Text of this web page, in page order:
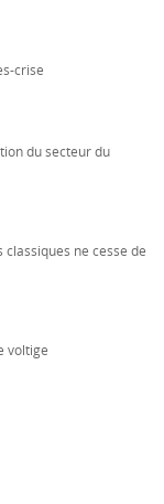
crise
du secteur du
classiques ne cesse de
voltige